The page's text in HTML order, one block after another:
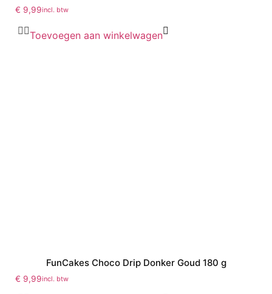
€ 9,99incl. btw
Toevoegen aan winkelwagen
FunCakes Choco Drip Donker Goud 180 g
€ 9,99incl. btw